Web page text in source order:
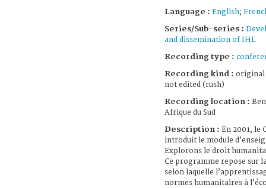
Language : English;
Series/Sub-series :
and dissemination of IHL
Recording type :
Recording kind : original
not edited (rush)
Recording location :
Afrique du Sud
Description : En 2001, le
introduit le module
Explorons le droit
Ce programme repose sur
selon laquelle
normes humanitaires à